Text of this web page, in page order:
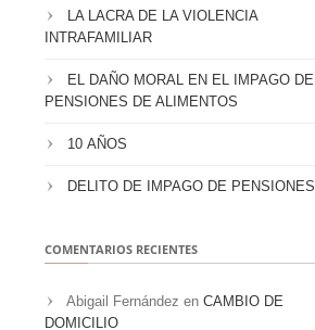
LA LACRA DE LA VIOLENCIA
INTRAFAMILIAR
EL DAÑO MORAL EN EL IMPAGO DE
PENSIONES DE ALIMENTOS
10 AÑOS
DELITO DE IMPAGO DE PENSIONES
COMENTARIOS RECIENTES
Abigail Fernández en CAMBIO DE
DOMICILIO